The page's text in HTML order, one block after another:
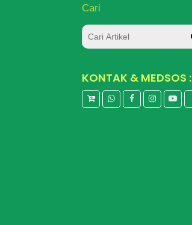
Cari
KONTAK & MEDSOS :